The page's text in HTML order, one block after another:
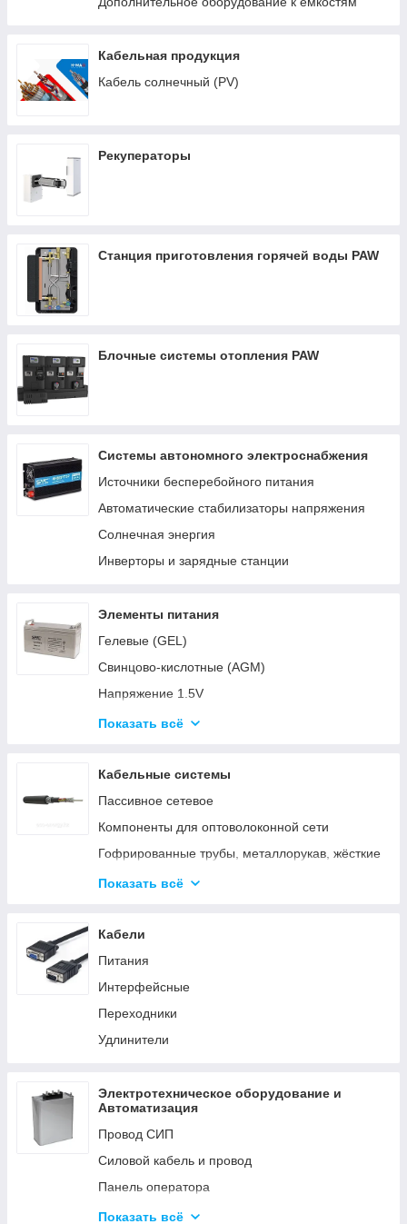
Кабельная продукция
Кабель солнечный (PV)
Рекуператоры
Станция приготовления горячей воды PAW
Блочные системы отопления PAW
Системы автономного электроснабжения
Источники бесперебойного питания
Автоматические стабилизаторы напряжения
Солнечная энергия
Инверторы и зарядные станции
Элементы питания
Гелевые (GEL)
Свинцово-кислотные (AGM)
Напряжение 1.5V
Напряжение 3V
Напряжение 6V-9V
Напряжение 12V
Аксессуары для элементов питания
Показать всё
Кабельные системы
Пассивное сетевое
Компоненты для оптоволоконной сети
Гофрированные трубы, металлорукав, жёсткие
Показать всё
Кабели
Питания
Интерфейсные
Переходники
Удлинители
Электротехническое оборудование и
Автоматизация
Провод СИП
Силовой кабель и провод
Панель оператора
Системы молниезащиты и заземления
Показать всё